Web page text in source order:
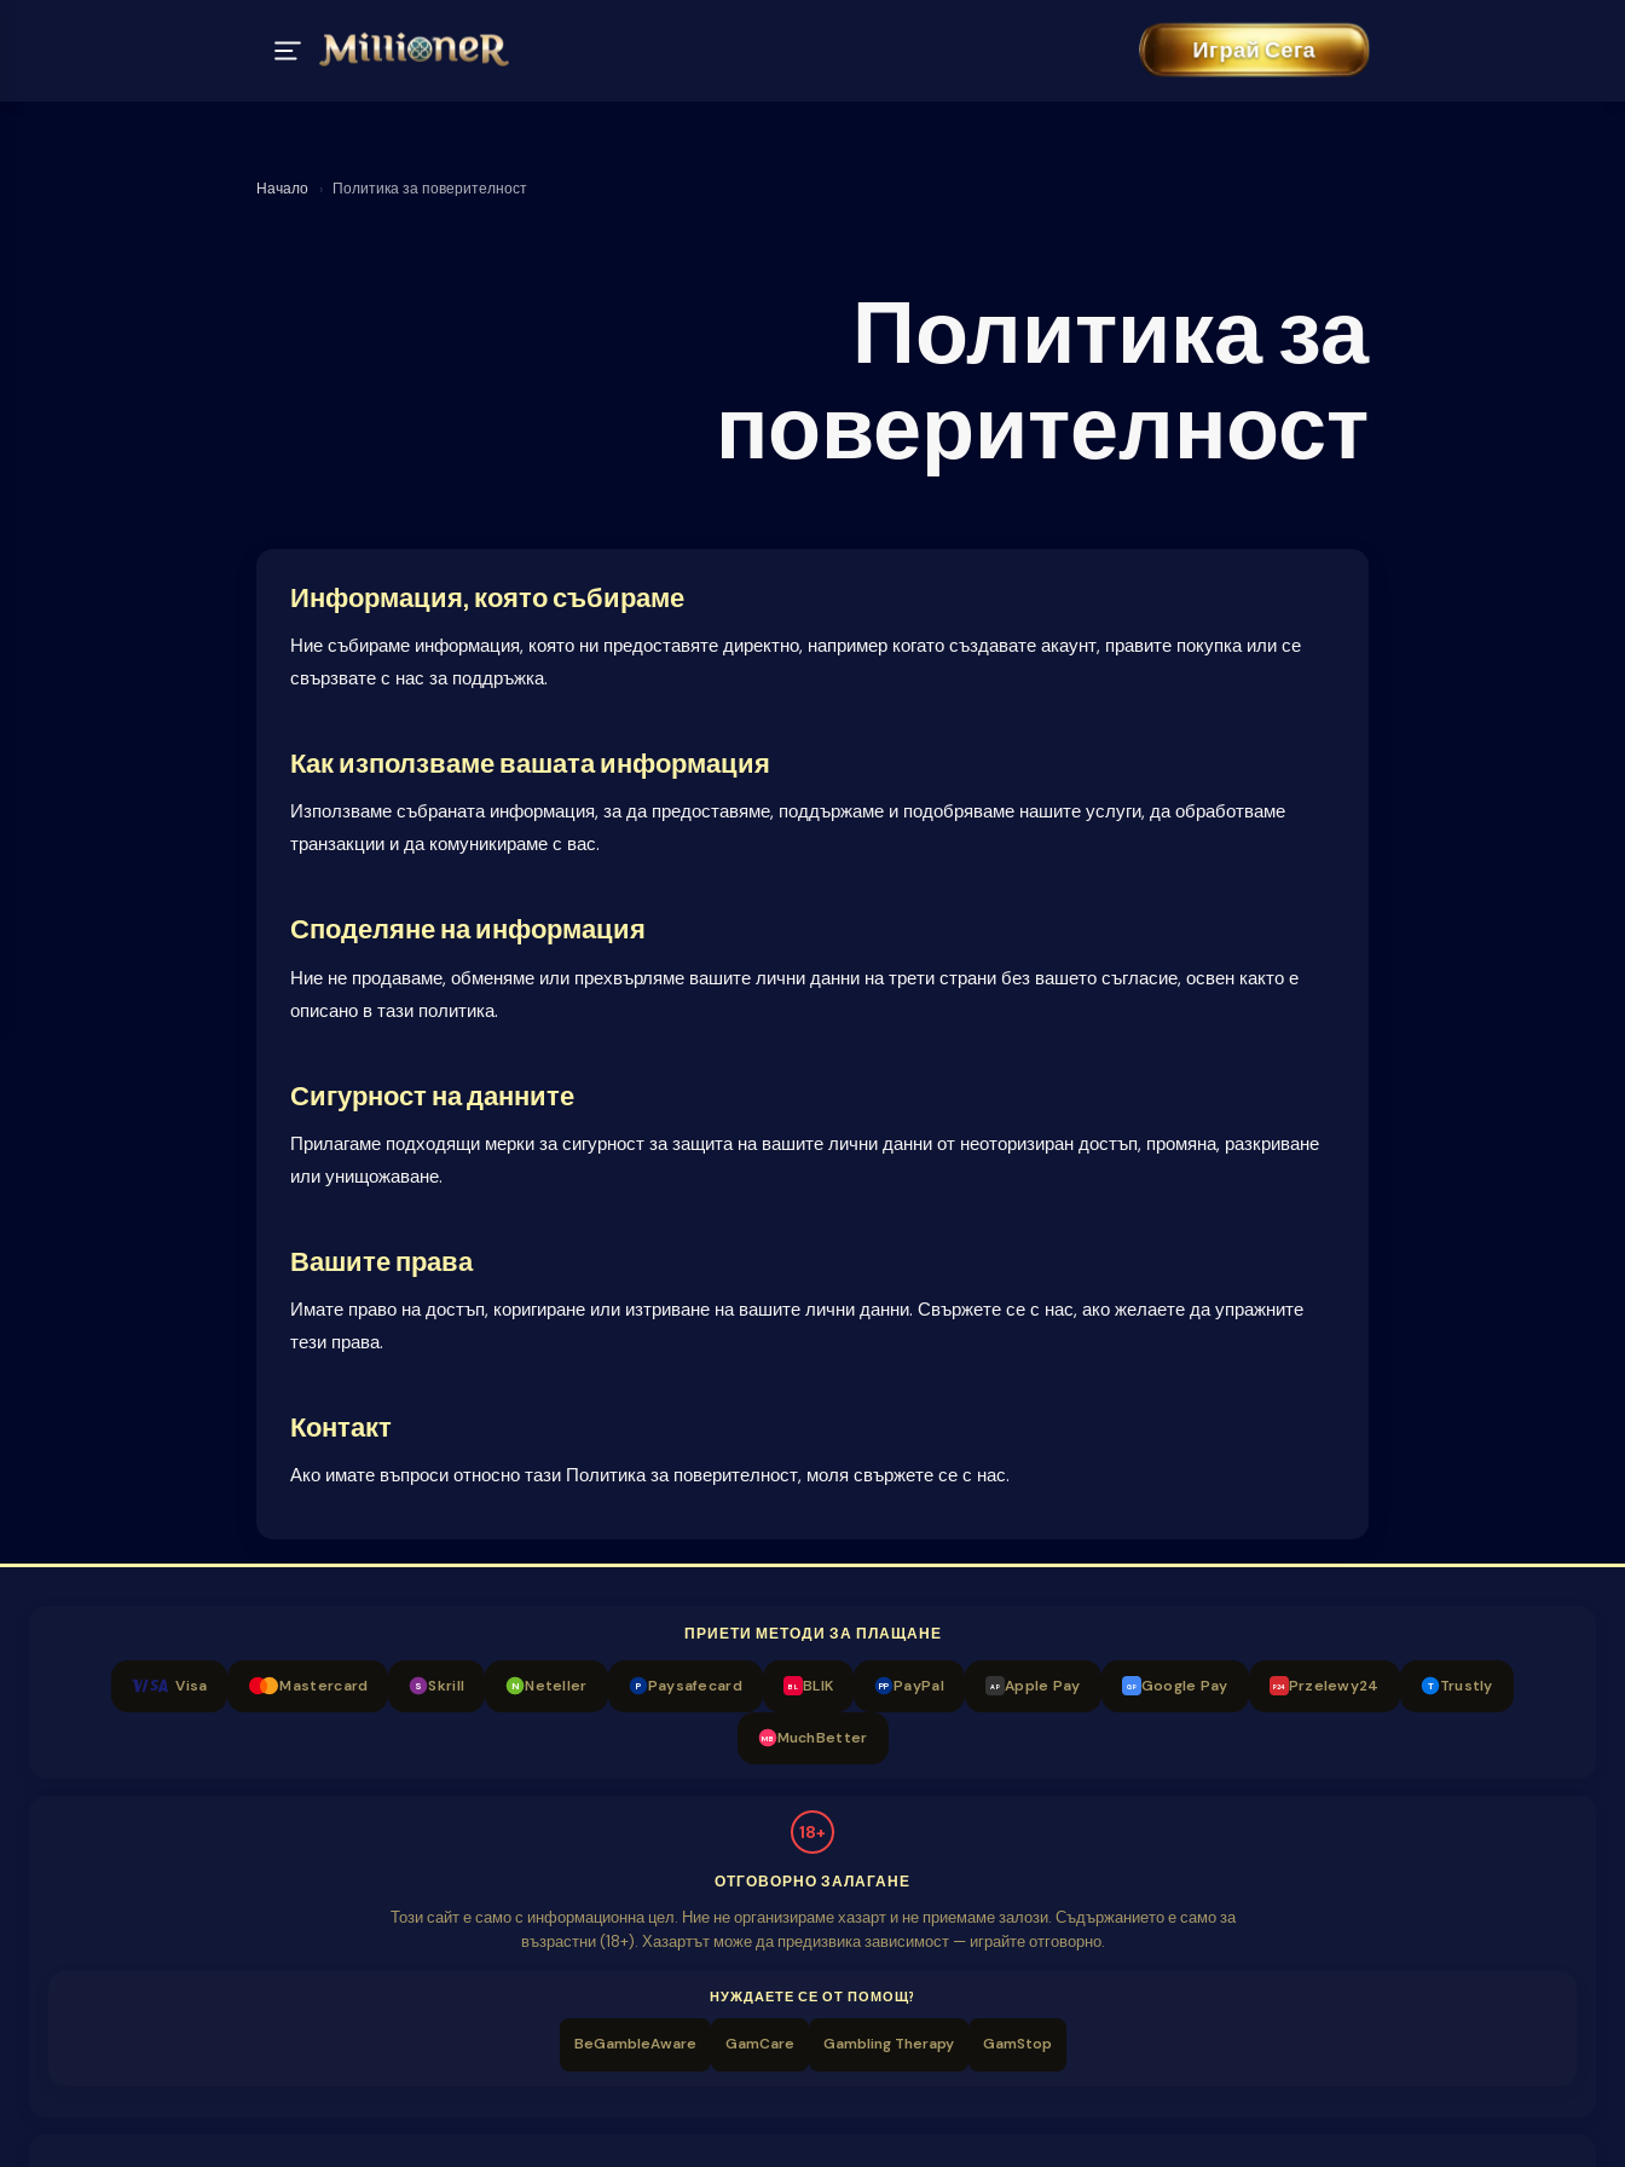
Играй Сега
Начало › Политика за поверителност
Политика за
поверителност
Информация, която събираме
Ние събираме информация, която ни предоставяте директно, например когато създавате акаунт, правите покупка или се
свързвате с нас за поддръжка.
Как използваме вашата информация
Използваме събраната информация, за да предоставяме, поддържаме и подобряваме нашите услуги, да обработваме
транзакции и да комуникираме с вас.
Споделяне на информация
Ние не продаваме, обменяме или прехвърляме вашите лични данни на трети страни без вашето съгласие, освен както е
описано в тази политика.
Сигурност на данните
Прилагаме подходящи мерки за сигурност за защита на вашите лични данни от неоторизиран достъп, промяна, разкриване
или унищожаване.
Вашите права
Имате право на достъп, коригиране или изтриване на вашите лични данни. Свържете се с нас, ако желаете да упражните
тези права.
Контакт
Ако имате въпроси относно тази Политика за поверителност, моля свържете се с нас.
ПРИЕТИ МЕТОДИ ЗА ПЛАЩАНЕ
Visa Mastercard S Skrill N Neteller P Paysafecard BL BLIK PP PayPal AP Apple Pay GP Google Pay P24 Przelewy24 T Trustly
MB MuchBetter
18+
ОТГОВОРНО ЗАЛАГАНЕ
Този сайт е само с информационна цел. Ние не организираме хазарт и не приемаме залози. Съдържанието е само за
възрастни (18+). Хазартът може да предизвика зависимост — играйте отговорно.
НУЖДАЕТЕ СЕ ОТ ПОМОЩ?
BeGambleAware GamCare Gambling Therapy GamStop